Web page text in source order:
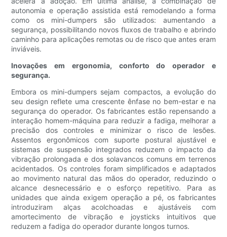
autonomia e operação assistida está remodelando a forma
como os mini-dumpers são utilizados: aumentando a
segurança, possibilitando novos fluxos de trabalho e abrindo
caminho para aplicações remotas ou de risco que antes eram
inviáveis.
Inovações em ergonomia, conforto do operador e
segurança.
Embora os mini-dumpers sejam compactos, a evolução do
seu design reflete uma crescente ênfase no bem-estar e na
segurança do operador. Os fabricantes estão repensando a
interação homem-máquina para reduzir a fadiga, melhorar a
precisão dos controles e minimizar o risco de lesões.
Assentos ergonômicos com suporte postural ajustável e
sistemas de suspensão integrados reduzem o impacto da
vibração prolongada e dos solavancos comuns em terrenos
acidentados. Os controles foram simplificados e adaptados
ao movimento natural das mãos do operador, reduzindo o
alcance desnecessário e o esforço repetitivo. Para as
unidades que ainda exigem operação a pé, os fabricantes
introduziram alças acolchoadas e ajustáveis ​​com
amortecimento de vibração e joysticks intuitivos que
reduzem a fadiga do operador durante longos turnos.